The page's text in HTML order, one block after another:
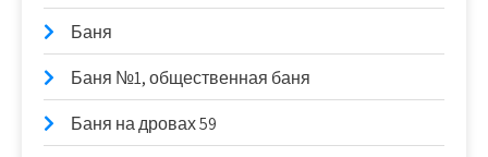
Баня
Баня №1, общественная баня
Баня на дровах 59